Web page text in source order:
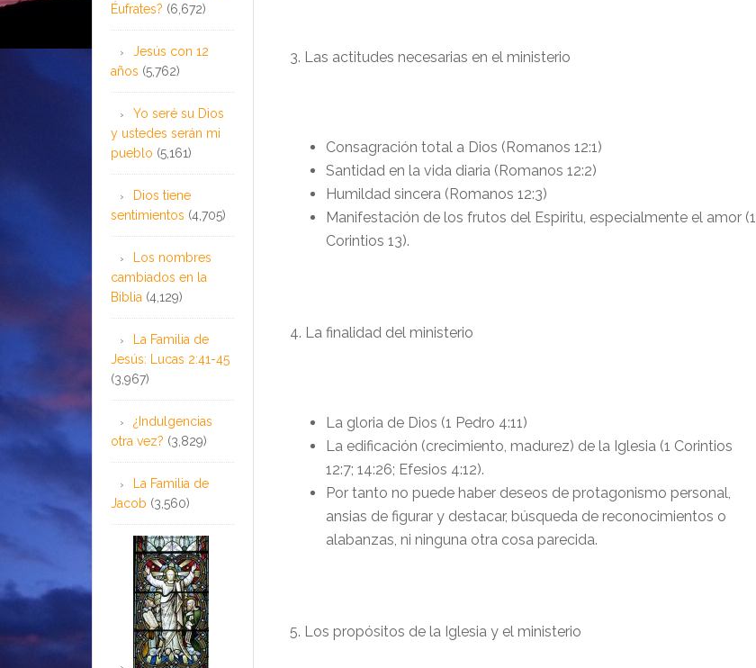
3. Las actitudes necesarias en el ministerio
Consagración total a Dios (Romanos 12:1)
Santidad en la vida diaria (Romanos 12:2)
Humildad sincera (Romanos 12:3)
Manifestación de los frutos del Espiritu, especialmente el amor (1
Corintios 13).
4. La finalidad del ministerio
La gloria de Dios (1 Pedro 4:11)
La edificación (crecimiento, madurez) de la Iglesia (1 Corintios
12:7; 14:26; Efesios 4:12).
Por tanto no puede haber deseos de protagonismo personal,
ansias de figurar y destacar, búsqueda de reconocimientos o
alabanzas, ni ninguna otra cosa parecida.
5. Los propósitos de la Iglesia y el ministerio
Éufrates? (6,672)
Jesús con 12
años (5,762)
Yo seré su Dios
y ustedes serán mi
pueblo (5,161)
Dios tiene
sentimientos (4,705)
Los nombres
cambiados en la
Biblia (4,129)
La Familia de
Jesús: Lucas 2:41-45
(3,967)
¿Indulgencias
otra vez? (3,829)
La Familia de
Jacob (3,560)